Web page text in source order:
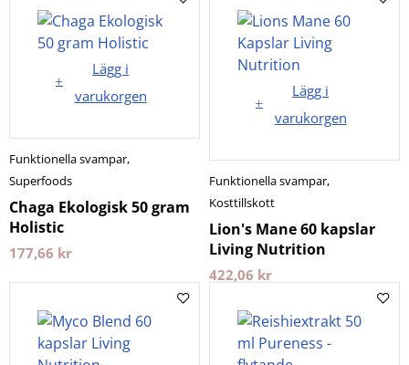
Lägg i
varukorgen
Funktionella svampar,
Superfoods
Chaga Ekologisk 50 gram
Holistic
177,66 kr
Lägg i
varukorgen
Funktionella svampar,
Kosttillskott
Lion's Mane 60 kapslar
Living Nutrition
422,06 kr